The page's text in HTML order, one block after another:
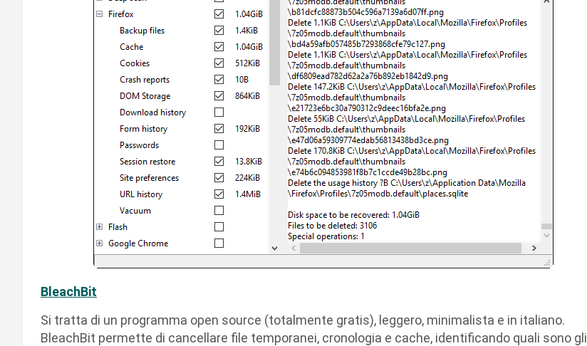
BleachBit
Si tratta di un programma open source (totalmente gratis), leggero, minimalista e in italiano.
BleachBit permette di cancellare file temporanei, cronologia e cache, identificando quali sono gli